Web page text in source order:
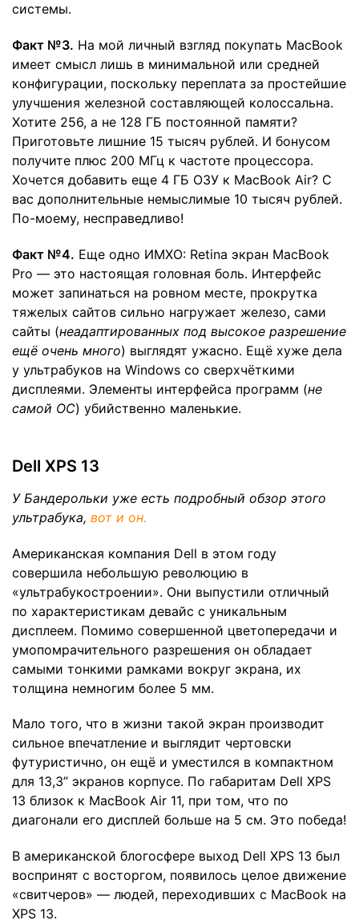
системы.
Факт №3. На мой личный взгляд покупать MacBook
имеет смысл лишь в минимальной или средней
конфигурации, поскольку переплата за простейшие
улучшения железной составляющей колоссальна.
Хотите 256, а не 128 ГБ постоянной памяти?
Приготовьте лишние 15 тысяч рублей. И бонусом
получите плюс 200 МГц к частоте процессора.
Хочется добавить еще 4 ГБ ОЗУ к MacBook Air? С
вас дополнительные немыслимые 10 тысяч рублей.
По-моему, несправедливо!
Факт №4. Еще одно ИМХО: Retina экран MacBook
Pro — это настоящая головная боль. Интерфейс
может запинаться на ровном месте, прокрутка
тяжелых сайтов сильно нагружает железо, сами
сайты (неадаптированных под высокое разрешение
ещё очень много) выглядят ужасно. Ещё хуже дела
у ультрабуков на Windows со сверхчёткими
дисплеями. Элементы интерфейса программ (не
самой ОС) убийственно маленькие.
Dell XPS 13
У Бандерольки уже есть подробный обзор этого
ультрабука, вот и он.
Американская компания Dell в этом году
совершила небольшую революцию в
«ультрабукостроении». Они выпустили отличный
по характеристикам девайс с уникальным
дисплеем. Помимо совершенной цветопередачи и
умопомрачительного разрешения он обладает
самыми тонкими рамками вокруг экрана, их
толщина немногим более 5 мм.
Мало того, что в жизни такой экран производит
сильное впечатление и выглядит чертовски
футуристично, он ещё и уместился в компактном
для 13,3” экранов корпусе. По габаритам Dell XPS
13 близок к MacBook Air 11, при том, что по
диагонали его дисплей больше на 5 см. Это победа!
В американской блогосфере выход Dell XPS 13 был
воспринят с восторгом, появилось целое движение
«свитчеров» — людей, переходивших с MacBook на
XPS 13.